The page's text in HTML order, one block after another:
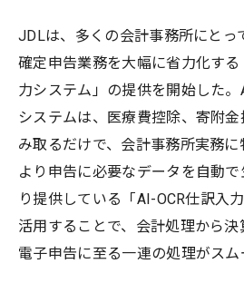
JDLは、多くの会計事務所にとっ
確定申告業務を⼤幅に省⼒化する
⼒システム」の提供を開始した
システムは、医療費控除、寄附
み取るだけで、会計事務所実務
より申告に必要なデータを⾃動
り提供している「AI-OCR仕訳入
活用することで、会計処理から決
電子申告に至る一連の処理がスム